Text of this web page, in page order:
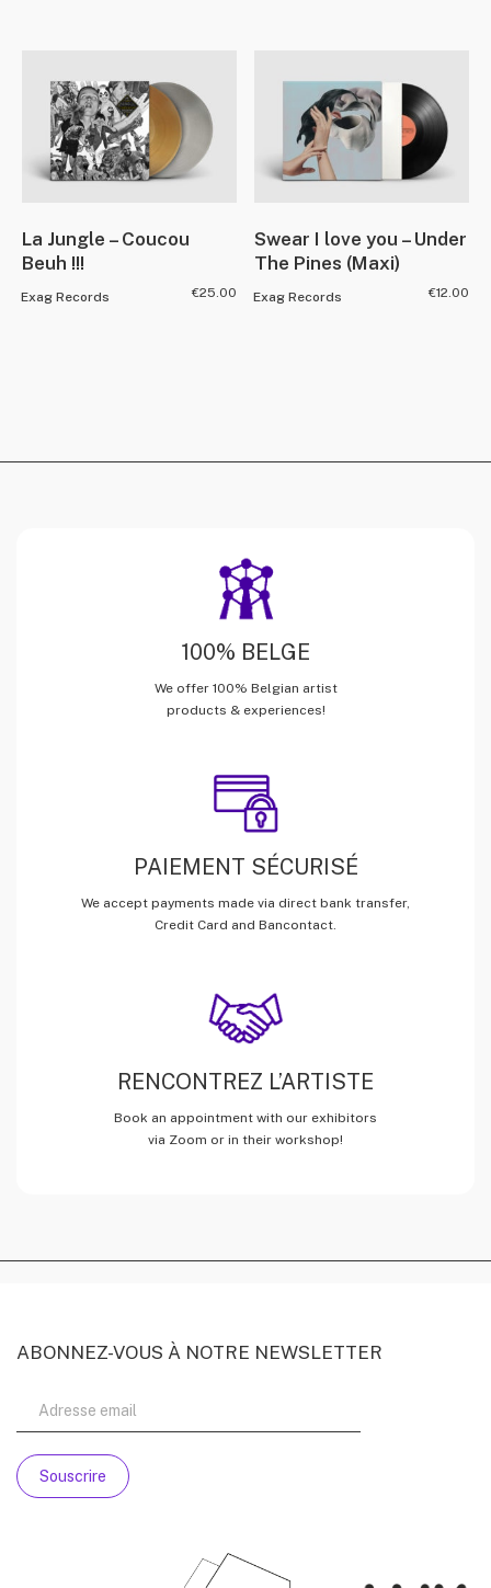
La Jungle – Coucou
Beuh !!!
Exag Records €25.00
Swear I love you – Under
The Pines (Maxi)
Exag Records €12.00
100% BELGE
We offer 100% Belgian artist
products & experiences!
PAIEMENT SÉCURISÉ
We accept payments made via direct bank transfer,
Credit Card and Bancontact.
RENCONTREZ L’ARTISTE
Book an appointment with our exhibitors
via Zoom or in their workshop!
ABONNEZ-VOUS À NOTRE NEWSLETTER